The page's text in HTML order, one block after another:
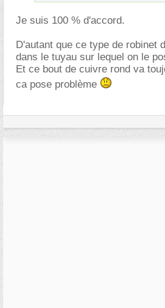
Je suis 100 % d'accord.
D'autant que ce type de robinet
dans le tuyau sur lequel on le
Et ce bout de cuivre rond va
ca pose problème